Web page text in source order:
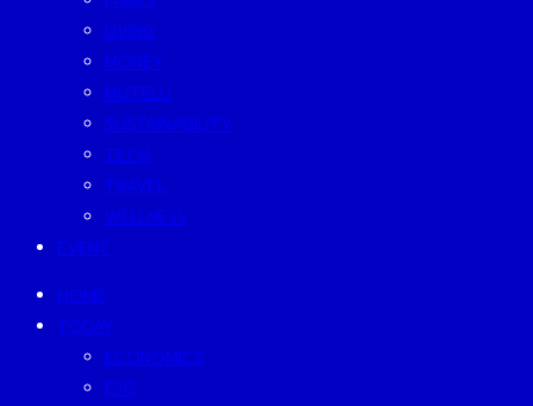
LIVING
MONEY
MUTELU
SUSTAINABILITY
TECH
TRAVEL
WELLNESS
EVENT
HOME
TODAY
ECONOMICS
ESG